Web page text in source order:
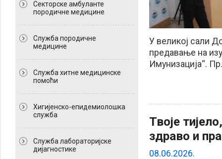
Секторске амбуланте
породичне медицине
Служба породичне
медицине
Служба хитне медицинске
помоћи
Хигијенско-епидемиолошка
служба
Служба лабораторијске
дијагностике
У великој сали
предавање на
Имунизација“.
Твоје
здраво и
08.06.2026.